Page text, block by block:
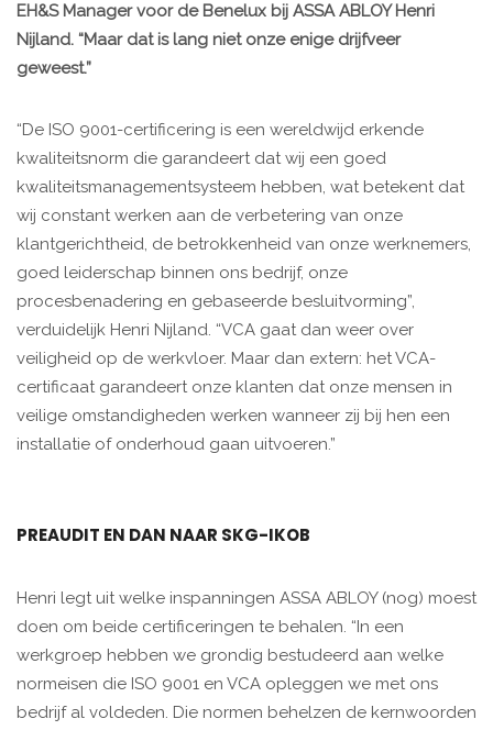
EH&S Manager voor de Benelux bij ASSA ABLOY Henri
Nijland. “Maar dat is lang niet onze enige drijfveer
geweest.”
“De ISO 9001-certificering is een wereldwijd erkende
kwaliteitsnorm die garandeert dat wij een goed
kwaliteitsmanagementsysteem hebben, wat betekent dat
wij constant werken aan de verbetering van onze
klantgerichtheid, de betrokkenheid van onze werknemers,
goed leiderschap binnen ons bedrijf, onze
procesbenadering en gebaseerde besluitvorming”,
verduidelijk Henri Nijland. “VCA gaat dan weer over
veiligheid op de werkvloer. Maar dan extern: het VCA-
certificaat garandeert onze klanten dat onze mensen in
veilige omstandigheden werken wanneer zij bij hen een
installatie of onderhoud gaan uitvoeren.”
PREAUDIT EN DAN NAAR SKG-IKOB
Henri legt uit welke inspanningen ASSA ABLOY (nog) moest
doen om beide certificeringen te behalen. “In een
werkgroep hebben we grondig bestudeerd aan welke
normeisen die ISO 9001 en VCA opleggen we met ons
bedrijf al voldeden. Die normen behelzen de kernwoorden